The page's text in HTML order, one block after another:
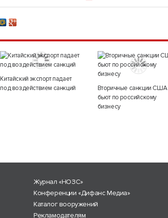
Китайский экспорт падает
под воздействием санкций
Вторичные санкции США
бьют по российскому
бизнесу
Журнал «НОЗС»
Конференции «Дифанс Медиа»
Каталог вооружений
Рекламодателям